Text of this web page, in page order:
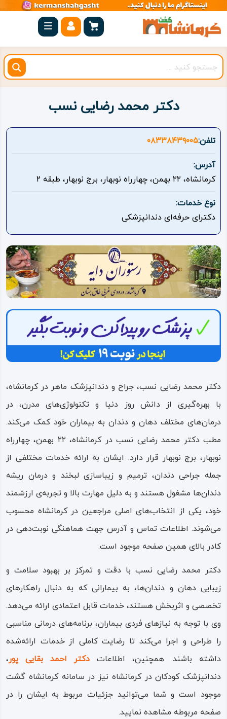
صفحه
اصلی
کرمانشاه
شهرستان
بیستون
روستاهای
هدف
اقامتگاه
ویدئو
درباره
ما
دکتر محمد رضایی نسب
تلفن:۰۸۳۳۸۴۳۹۰۰۵
آدرس:
کرمانشاه، ۲۲ بهمن، چهارراه نوبهار، برج نوبهار، طبقه ۲
نوع خدمات:
دکترای حرفه‌ای دندانپزشکی
دکتر محمد رضایی نسب، جراح و دندانپزشک ماهر در کرمانشاه،
با بهره‌گیری از دانش روز دنیا و تکنولوژی‌های مدرن، در
درمان‌های مختلف دهان و دندان به بیماران خود کمک می‌کند.
مطب دکتر محمد رضایی نسب در کرمانشاه، ۲۲ بهمن، چهارراه
نوبهار، برج نوبهار قرار دارد. ایشان به ارائه خدمات مختلفی از
جمله جراحی دندان، ترمیم و زیباسازی لبخند و درمان ریشه
دندان‌ها مشغول هستند و به دلیل مهارت بالا و تجربه‌ی ارزشمند
خود، یکی از انتخاب‌های اصلی مراجعین در کرمانشاه محسوب
می‌شوند. اطلاعات تماس و آدرس جهت هماهنگی نوبت‌دهی در
کادر بالای همین صفحه موجود است.
دکتر محمد رضایی نسب با دقت و تمرکز بر بهبود سلامت و
زیبایی دهان و دندان‌ها، به بیمارانی که به دنبال راهکارهای
تخصصی و اثربخش هستند، خدمات قابل اعتمادی ارائه می‌دهد.
وی با توجه به نیازهای فردی بیماران، برنامه‌های درمانی مناسبی
را طراحی و اجرا می‌کند تا رضایت کاملی از خدمات ارائه‌شده
داشته باشند. همچنین، اطلاعات دکتر احمد بقایی پور،
دندانپزشک کودکان در کرمانشاه نیز در سامانه کرمانشاه گشت
موجود است و شما می‌توانید جزئیات مربوط به ایشان را در
صفحه مربوطه مشاهده نمایید.